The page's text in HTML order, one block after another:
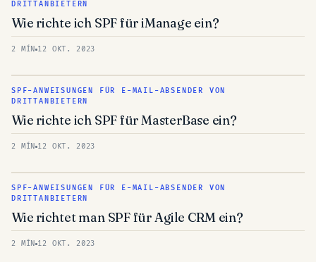
DRITTANBIETERN
Wie richte ich SPF für iManage ein?
2 MÍN 12 OKT. 2023
SPF-ANWEISUNGEN FÜR E-MAIL-ABSENDER VON
DRITTANBIETERN
Wie richte ich SPF für MasterBase ein?
2 MÍN 12 OKT. 2023
SPF-ANWEISUNGEN FÜR E-MAIL-ABSENDER VON
DRITTANBIETERN
Wie richtet man SPF für Agile CRM ein?
2 MÍN 12 OKT. 2023